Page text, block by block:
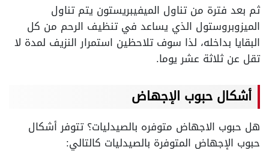
ثم بعد فترة من تناول الميفيبريستون يتم تناول
الميزوبروستول الذي يساعد في تنظيف الرحم من كل
البقايا بداخله، لذا سوف تلاحظين استمرار النزيف لمدة لا
تقل عن ثلاثة عشر يوما.
أشكال حبوب الإجهاض
هل حبوب الاجهاض متوفره بالصيدليات؟ تتوفر أشكال
حبوب الإجهاض المتوفرة بالصيدليات كالتالي: